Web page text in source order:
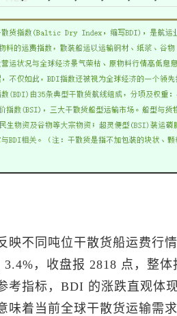
映不同吨位干散货船运费行
，收盘报 2818 点，整
考指标，BDI 的涨跌直观体
味着当前全球干散货运输需